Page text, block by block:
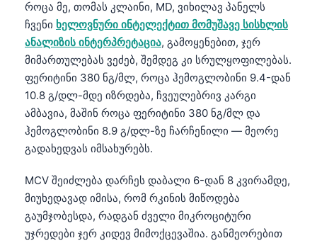
როცა მე, თომას კლაინი, MD, ვიხილავ პანელს
ჩვენი ხელოვნური ინტელექტით მომუშავე სისხლის
ანალიზის ინტერპრეტაცია, გამოყენებით, ჯერ
მიმართულებას ვეძებ, შემდეგ კი სრულყოფილებას.
ფერიტინი 380 ნგ/მლ, როცა ჰემოგლობინი 9.4-დან
10.8 გ/დლ-მდე იზრდება, ჩვეულებრივ კარგი
ამბავია, მაშინ როცა ფერიტინი 380 ნგ/მლ და
ჰემოგლობინი 8.9 გ/დლ-ზე ჩარჩენილი — მეორე
გადახედვას იმსახურებს.
MCV შეიძლება დარჩეს დაბალი 6-დან 8 კვირამდე,
მიუხედავად იმისა, რომ რკინის მიწოდება
გაუმჯობესდა, რადგან ძველი მიკროციტური
უჯრედები ჯერ კიდევ მიმოქცევაშია. განმეორებით